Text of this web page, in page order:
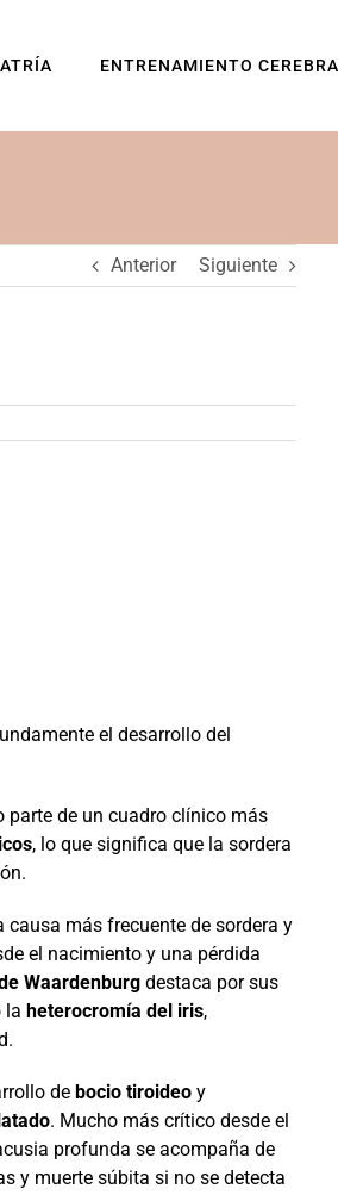
ENTRENAMIENTO
Anterior Siguiente
el desarrollo del
parte de un cuadro clínico más
, lo que significa que la sordera
causa más frecuente de sordera y
el nacimiento y una pérdida
Waardenburgdestaca por sus
heterocromía del iris,
de bocio tiroideoy
. Mucho más crítico desde el
profunda se acompaña de
y muerte súbita si no se detecta